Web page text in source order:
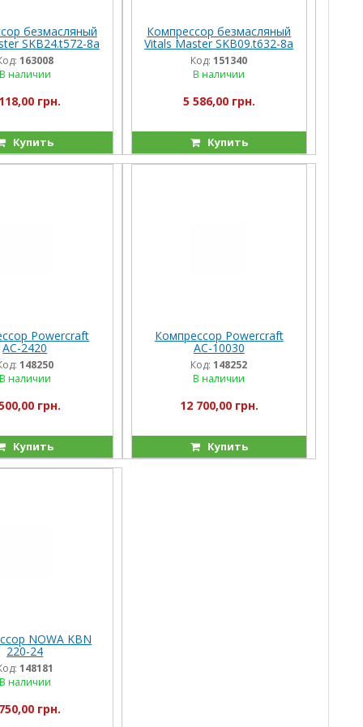
безмасляный
SKB24.t572-8a
163008
наличии
грн.
Купить
Компрессор безмасляный
Vitals Master SKB09.t632-8a
Код: 151340
В наличии
5 586,00 грн.
Купить
Powercraft
АС-2420
148250
наличии
грн.
Купить
Компрессор Powercraft
АС-10030
Код: 148252
В наличии
12 700,00 грн.
Купить
NOWA KBN
220-24
148181
наличии
грн.